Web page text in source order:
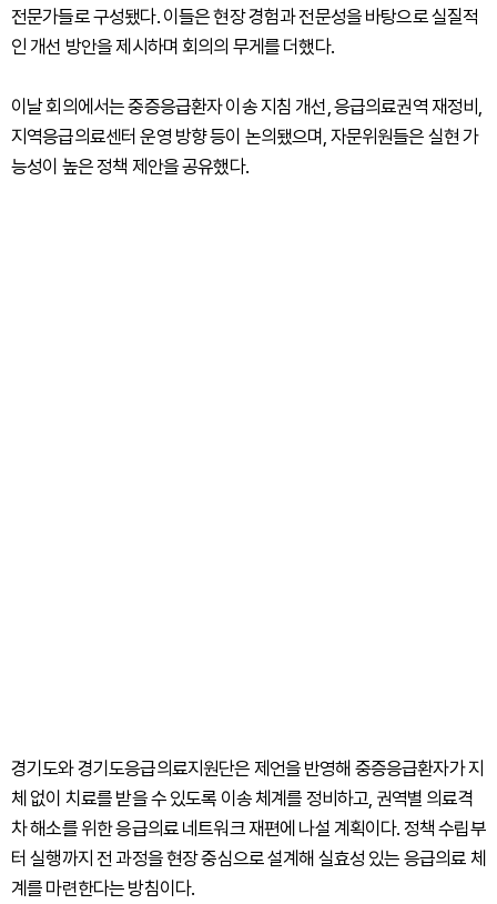
전문가들로 구성됐다. 이들은 현장 경험과 전문성을 바탕으로 실질적
인 개선 방안을 제시하며 회의의 무게를 더했다.
이날 회의에서는 중증응급환자 이송 지침 개선, 응급의료권역 재정비,
지역응급의료센터 운영 방향 등이 논의됐으며, 자문위원들은 실현 가
능성이 높은 정책 제안을 공유했다.
경기도와 경기도응급의료지원단은 제언을 반영해 중증응급환자가 지
체 없이 치료를 받을 수 있도록 이송 체계를 정비하고, 권역별 의료격
차 해소를 위한 응급의료 네트워크 재편에 나설 계획이다. 정책 수립부
터 실행까지 전 과정을 현장 중심으로 설계해 실효성 있는 응급의료 체
계를 마련한다는 방침이다.